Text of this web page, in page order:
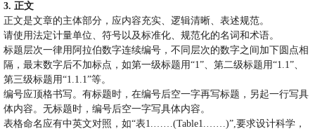
3. 正文
正文是文章的主体部分，应内容充实、逻辑清晰、表述规范。
请使用法定计量单位、符号以及标准化、规范化的名词和术语。
标题层次一律用阿拉伯数字连续编号，不同层次的数字之间加下圆点相
隔，最末数字后不加标点，如第一级标题用“1”、第二级标题用“1.1”、
第三级标题用“1.1.1”等。
编号应顶格书写。有标题时，在编号后空一字再写标题，另起一行写具
体内容。无标题时，编号后空一字写具体内容。
表格命名应有中英文对照，如“表1.……(Table1.……)”,要求设计科学，